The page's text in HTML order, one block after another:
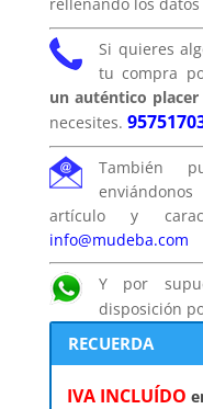
Si quieres
tu compra
un auténtico
necesites.
También
artículo y
info@mudeba.com
Y por
disposición
RECUERDA
IVA INCLUÍDO